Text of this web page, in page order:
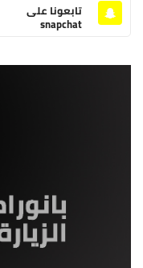
تابعونا على
snapchat